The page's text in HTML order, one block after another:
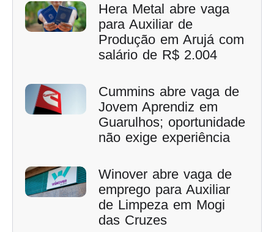
Hera Metal abre vaga
para Auxiliar de
Produção em Arujá com
salário de R$ 2.004
Cummins abre vaga de
Jovem Aprendiz em
Guarulhos; oportunidade
não exige experiência
Winover abre vaga de
emprego para Auxiliar
de Limpeza em Mogi
das Cruzes